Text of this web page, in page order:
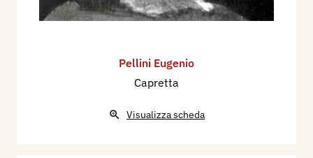
Pellini Eugenio
Capretta
Visualizza scheda